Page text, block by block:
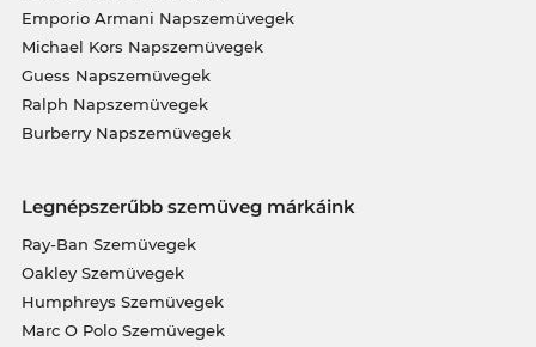
Emporio Armani Napszemüvegek
Michael Kors Napszemüvegek
Guess Napszemüvegek
Ralph Napszemüvegek
Burberry Napszemüvegek
Legnépszerűbb szemüveg márkáink
Ray-Ban Szemüvegek
Oakley Szemüvegek
Humphreys Szemüvegek
Marc O Polo Szemüvegek